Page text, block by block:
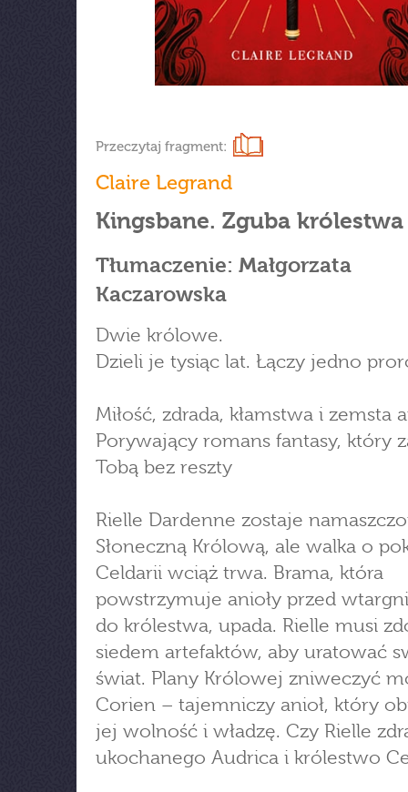
Przeczytaj fragment:
Claire Legrand
Kingsbane. Zguba królestwa
Tłumaczenie: Małgorzata
Kaczarowska
Dwie królowe.
Dzieli je tysiąc lat. Łączy jedno
Miłość, zdrada, kłamstwa i zemsta
Porywający romans fantasy, który
Tobą bez reszty
Rielle Dardenne zostaje
Słoneczną Królową, ale walka o
Celdarii wciąż trwa. Brama, która
powstrzymuje anioły przed
do królestwa, upada. Rielle musi
siedem artefaktów, aby uratować
świat. Plany Królowej zniweczyć
Corien – tajemniczy anioł, który
jej wolność i władzę. Czy Rielle
ukochanego Audrica i królestwo